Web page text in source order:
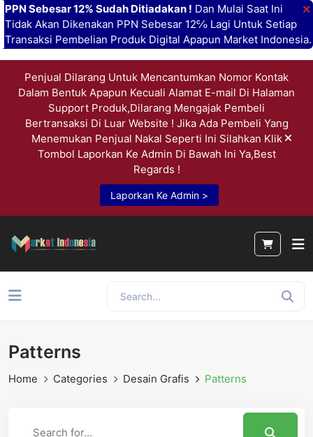
×
PPN Sebesar 12% Sudah Ditiadakan ! Dan Mulai Saat Ini
Tidak Akan Dikenakan PPN Sebesar 12℅ Lagi Untuk Setiap
Transaksi Pembelian Produk Digital Apapun Market Indonesia.
Penjual Dilarang Untuk Mencantumkan Nomor Kontak
Dalam Bentuk Apapun Kecuali Alamat E-mail Di Halaman
Support Produk,Dilarang Mengajak Pembeli
Bertransaksi Di Luar Website ! Jika Ada Pembeli Yang
Menemukan Penjual Nakal Seperti Ini Silahkan Klik
Tombol Laporkan Ke Admin Di Bawah Ini Ya,Best
Regards !
Laporkan Ke Admin >
Patterns
Home Categories Desain Grafis Patterns